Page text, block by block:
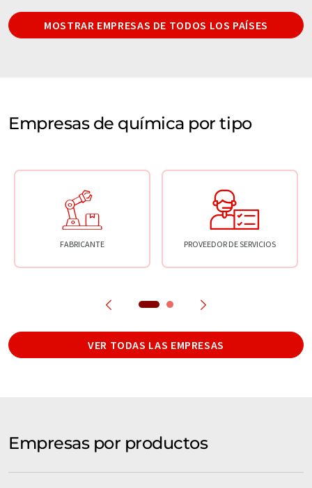
MOSTRAR EMPRESAS DE TODOS LOS PAÍSES
Empresas de química por tipo
FABRICANTE PROVEEDOR DE SERVICIOS
VER TODAS LAS EMPRESAS
Empresas por productos